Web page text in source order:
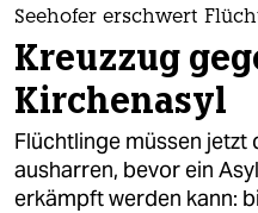
themen
politik
öko
gesellschaft
Seehofer erschwert
Kreuzzug
Kirchenasyl
Flüchtlinge müssen jetzt
ausharren, bevor ein
erkämpft werden kann: